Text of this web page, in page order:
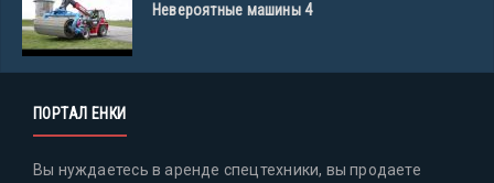
Невероятные машины 4
ПОРТАЛ ЕНКИ
Вы нуждаетесь в аренде спецтехники, вы продаете